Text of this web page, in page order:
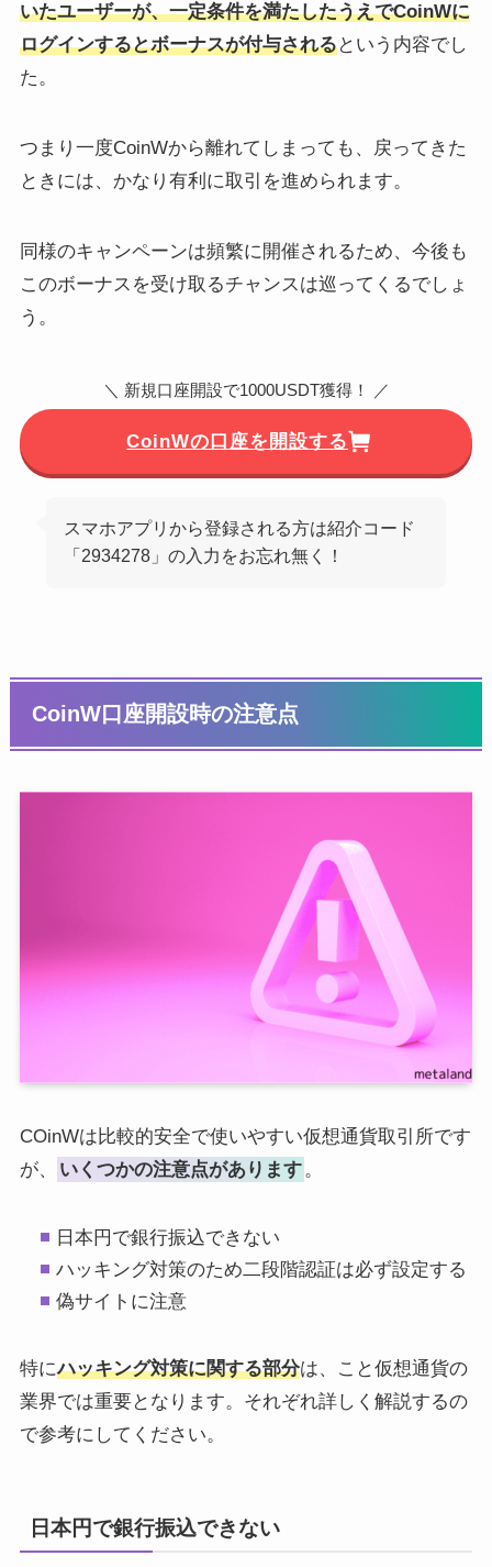
いたユーザーが、一定条件を満たしたうえでCoinWに
ログインするとボーナスが付与されるという内容でし
た。
つまり一度CoinWから離れてしまっても、戻ってきた
ときには、かなり有利に取引を進められます。
同様のキャンペーンは頻繁に開催されるため、今後も
このボーナスを受け取るチャンスは巡ってくるでしょ
う。
＼ 新規口座開設で1000USDT獲得！ ／
CoinWの口座を開設する
スマホアプリから登録される方は紹介コード
「2934278」の入力をお忘れ無く！
CoinW口座開設時の注意点
COinWは比較的安全で使いやすい仮想通貨取引所です
が、
いくつかの注意点があります。
日本円で銀行振込できない
ハッキング対策のため二段階認証は必ず設定する
偽サイトに注意
特にハッキング対策に関する部分は、こと仮想通貨の
業界では重要となります。それぞれ詳しく解説するの
で参考にしてください。
日本円で銀行振込できない